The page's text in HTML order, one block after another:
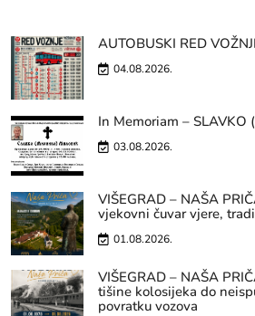
AUTOBUSKI RED
04.08.2026.
In Memoriam – SLAVKO
03.08.2026.
VIŠEGRAD – NAŠA
vjekovni čuvar vjere,
01.08.2026.
VIŠEGRAD – NAŠA
tišine kolosijeka do
povratku vozova